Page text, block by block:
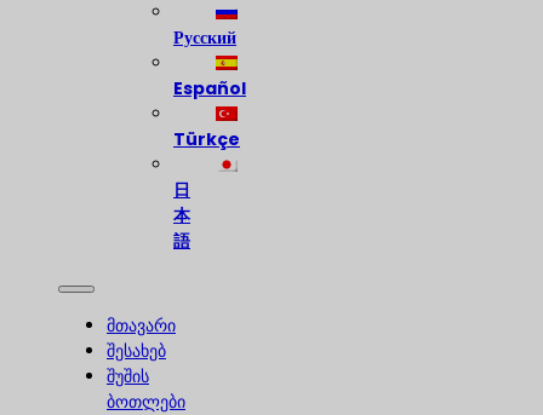
Русский
Español
Türkçe
日
本
語
მთავარი
შესახებ
შუშის
ბოთლები